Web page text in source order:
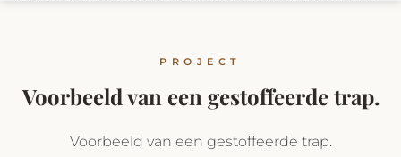
PROJECT
Voorbeeld van een gestoffeerde trap.
Voorbeeld van een gestoffeerde trap.